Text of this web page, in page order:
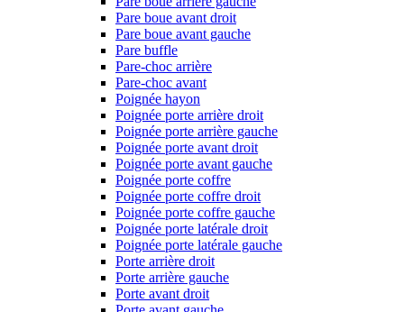
Pare boue avant droit
Pare boue avant gauche
Pare buffle
Pare-choc arrière
Pare-choc avant
Poignée hayon
Poignée porte arrière droit
Poignée porte arrière gauche
Poignée porte avant droit
Poignée porte avant gauche
Poignée porte coffre
Poignée porte coffre droit
Poignée porte coffre gauche
Poignée porte latérale droit
Poignée porte latérale gauche
Porte arrière droit
Porte arrière gauche
Porte avant droit